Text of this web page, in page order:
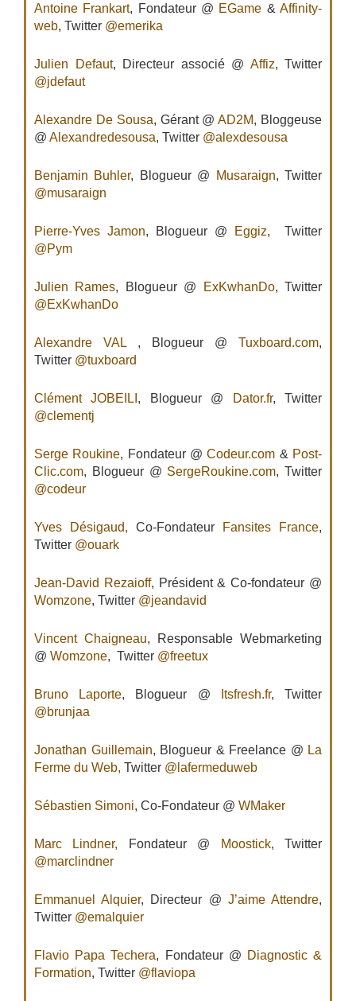
Antoine Frankart, Fondateur @ EGame &Affinity-
web, Twitter @emerika
Julien Defaut, Directeur associé @ Affiz, Twitter
@jdefaut
Alexandre De Sousa, Gérant @AD2M, Bloggeuse
@ Alexandredesousa, Twitter @alexdesousa
Benjamin Buhler, Blogueur @ Musaraign, Twitter
@musaraign
Pierre-Yves Jamon, Blogueur @ Eggiz, Twitter
@Pym
Julien Rames, Blogueur @ ExKwhanDo, Twitter
@ExKwhanDo
Alexandre VAL , Blogueur @ Tuxboard.com,
Twitter @tuxboard
Clément JOBEILI , Blogueur @ Dator.fr, Twitter
@clementj
Serge Roukine, Fondateur @Codeur.com & Post-
Clic.com, Blogueur @ SergeRoukine.com, Twitter
@codeur
Yves Désigaud, Co-Fondateur Fansites France,
Twitter @ouark
Jean-David Rezaioff, Président & Co-fondateur @
Womzone, Twitter @jeandavid
Vincent Chaigneau, Responsable Webmarketing
@ Womzone, Twitter @freetux
Bruno Laporte, Blogueur @ Itsfresh.fr, Twitter
@brunjaa
Jonathan Guillemain, Blogueur & Freelance @ La
Ferme du Web, Twitter @lafermeduweb
Sébastien Simoni, Co-Fondateur @ WMaker
Marc Lindner, Fondateur @ Moostick, Twitter
@marclindner
Emmanuel Alquier, Directeur @ J’aime Attendre,
Twitter @emalquier
Flavio Papa Techera, Fondateur @ Diagnostic &
Formation, Twitter @flaviopa